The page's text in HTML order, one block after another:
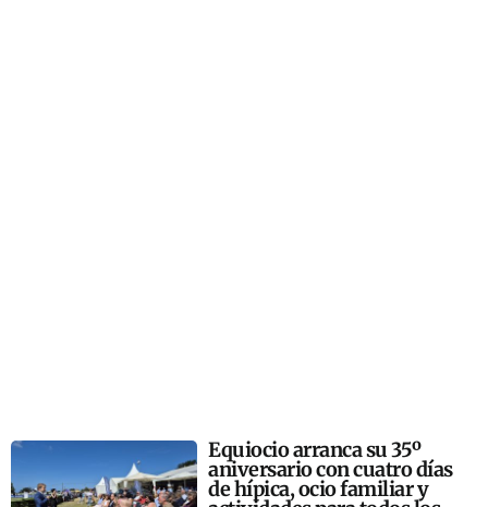
Equiocio arranca su 35º
aniversario con cuatro días
de hípica, ocio familiar y